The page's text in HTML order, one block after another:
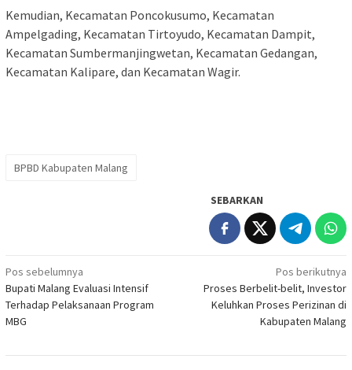
Kemudian, Kecamatan Poncokusumo, Kecamatan
Ampelgading, Kecamatan Tirtoyudo, Kecamatan Dampit,
Kecamatan Sumbermanjingwetan, Kecamatan Gedangan,
Kecamatan Kalipare, dan Kecamatan Wagir.
BPBD Kabupaten Malang
SEBARKAN
Navigasi
pos
Pos sebelumnya
Bupati Malang Evaluasi Intensif
Terhadap Pelaksanaan Program
MBG
Pos berikutnya
Proses Berbelit-belit, Investor
Keluhkan Proses Perizinan di
Kabupaten Malang